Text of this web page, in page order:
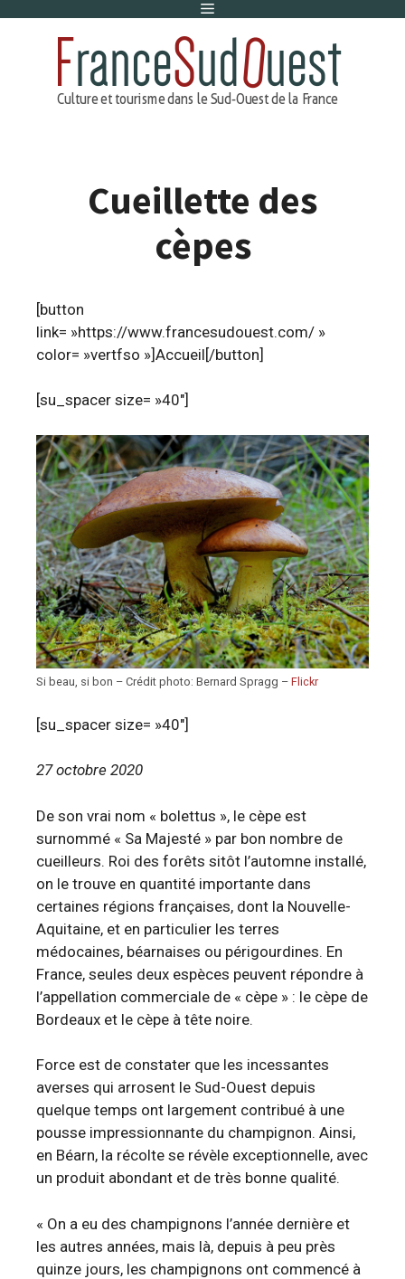
Menu
Cueillette des
cèpes
[button
link= »https://www.francesudouest.com/ »
color= »vertfso »]Accueil[/button]
[su_spacer size= »40″]
Si beau, si bon – Crédit photo: Bernard Spragg – Flickr
[su_spacer size= »40″]
27 octobre 2020
De son vrai nom « bolettus », le cèpe est
surnommé « Sa Majesté » par bon nombre de
cueilleurs. Roi des forêts sitôt l’automne installé,
on le trouve en quantité importante dans
certaines régions françaises, dont la Nouvelle-
Aquitaine, et en particulier les terres
médocaines, béarnaises ou périgourdines. En
France, seules deux espèces peuvent répondre à
l’appellation commerciale de « cèpe » : le cèpe de
Bordeaux et le cèpe à tête noire.
Force est de constater que les incessantes
averses qui arrosent le Sud-Ouest depuis
quelque temps ont largement contribué à une
pousse impressionnante du champignon. Ainsi,
en Béarn, la récolte se révèle exceptionnelle, avec
un produit abondant et de très bonne qualité.
« On a eu des champignons l’année dernière et
les autres années, mais là, depuis à peu près
quinze jours, les champignons ont commencé à